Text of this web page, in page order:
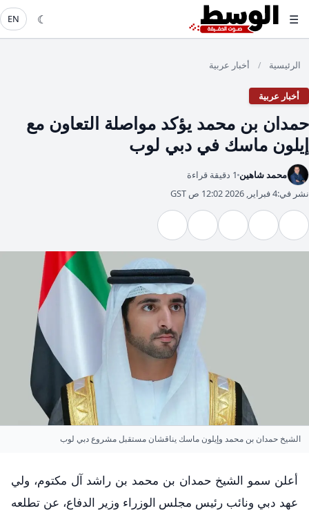
☰
☾
EN
الرئيسية / أخبار عربية
أخبار عربية
حمدان بن محمد يؤكد مواصلة التعاون مع
إيلون ماسك في دبي لوب
محمد شاهين 1 دقيقة قراءة
نشر في:4 فبراير, 2026 12:02 ص GST
الشيخ حمدان بن محمد وإيلون ماسك يناقشان مستقبل مشروع دبي لوب
أعلن سمو الشيخ حمدان بن محمد بن راشد آل مكتوم، ولي
عهد دبي ونائب رئيس مجلس الوزراء وزير الدفاع، عن تطلعه